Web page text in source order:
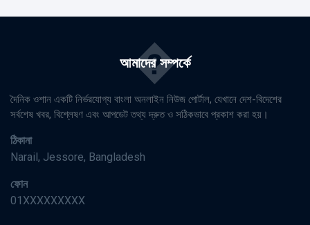
আমাদের সম্পর্কে
�
দৈনিক ওশান একটি নির্ভরযোগ্য বাংলা অনলাইন নিউজ পোর্টাল, যেখানে দেশ-বিদেশের
সর্বশেষ খবর, বিশ্লেষণ এবং আপডেট তথ্য দ্রুত ও সঠিকভাবে প্রকাশ করা হয়।
ঠিকানা
Narail, Jessore, Bangladesh
ফোন
01XXXXXXXXX